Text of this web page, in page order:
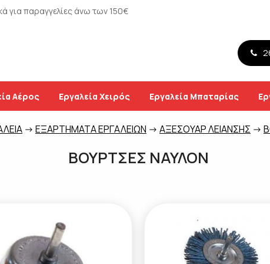
για παραγγελίες άνω των 150€
Αέρος Εργαλεία Χειρός Εργαλεία Μπαταρίας
-> ΕΞΑΡΤΗΜΑΤΑ ΕΡΓΑΛΕΙΩΝ -> ΑΞΕΣΟΥΑΡ ΛΕΙΑΝΣΗΣ ->
ΒΟΥΡΤΣΕΣ ΝΑΥΛΟΝ